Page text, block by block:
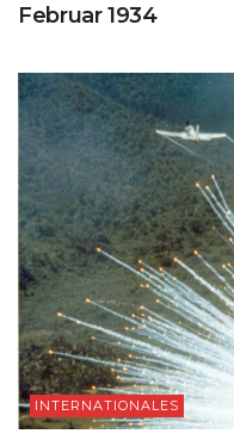
Februar 1934
INTERNATIONALES